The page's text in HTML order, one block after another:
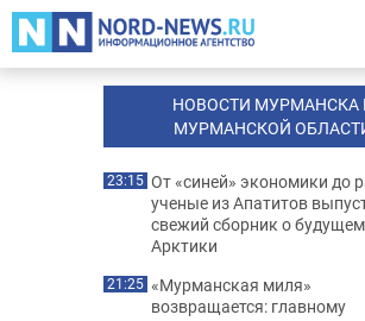
НОВОСТИ МУРМАНСКА
МУРМАНСКОЙ
23:15 От «синей» экономики до
ученые из Апатитов
свежий сборник о будущем
Арктики
21:25 «Мурманская миля»
возвращается: главному